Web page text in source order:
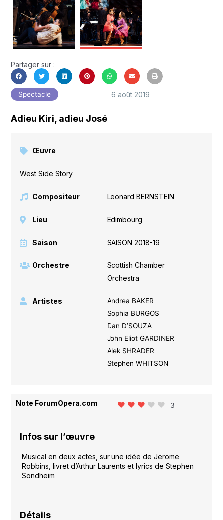
Partager sur :
Spectacle 6 août 2019
Adieu Kiri, adieu José
Œuvre
West Side Story
Compositeur Leonard BERNSTEIN
Lieu Edimbourg
Saison SAISON 2018-19
Orchestre
Scottish Chamber
Orchestra
Artistes
Andrea BAKER
Sophia BURGOS
Dan D’SOUZA
John Eliot GARDINER
Alek SHRADER
Stephen WHITSON
Note ForumOpera.com 3
Infos sur l’œuvre
Musical en deux actes, sur une idée de Jerome
Robbins, livret d’Arthur Laurents et lyrics de Stephen
Sondheim
Détails